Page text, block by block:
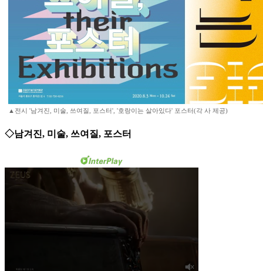
▲전시 '남겨진, 미술, 쓰여질, 포스터', '호랑이는 살아있다' 포스터(각 사 제공)
◇남겨진, 미술, 쓰여질, 포스터